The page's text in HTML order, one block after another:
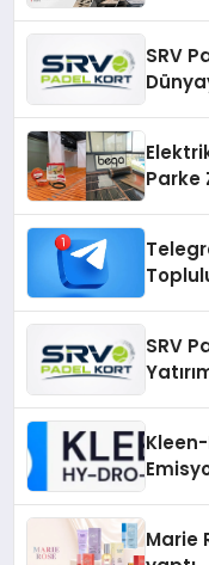
SRV
Parke
SRV
Marie